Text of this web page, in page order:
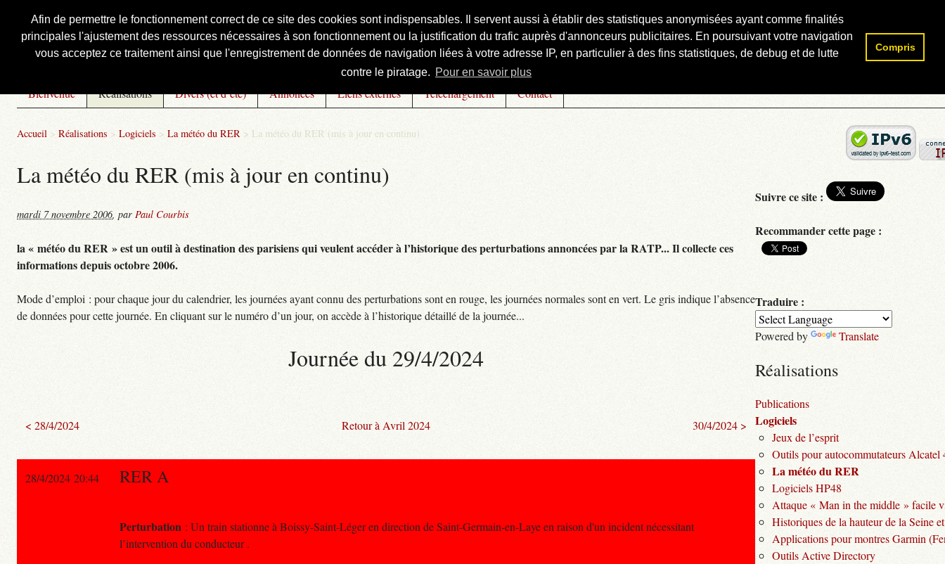
Afin de permettre le fonctionnement correct de ce site des cookies sont indispensables. Il servent aussi à établir des statistiques anonymisées ayant comme finalités
principales l'ajustement des ressources nécessaires à son fonctionnement ou la justification du trafic auprès d'annonceurs publicitaires. En poursuivant votre navigation
vous acceptez ce traitement ainsi que l'enregistrement de données de navigation liées à votre adresse IP, en particulier à des fins statistiques, de debug et de lutte
contre le piratage. Pour en savoir plus
Compris
Courbis, « LE » Blog Officiel
Bienvenue Réalisations Divers (et d’été) Annonces Liens externes Téléchargement Contact
Accueil > Réalisations > Logiciels > La météo du RER > La météo du RER (mis à jour en continu)
La météo du RER (mis à jour en continu)
mardi 7 novembre 2006, par Paul Courbis
la « météo du RER » est un outil à destination des parisiens qui veulent accéder à l’historique des perturbations annoncées par la RATP... Il collecte ces
informations depuis octobre 2006.
Mode d’emploi : pour chaque jour du calendrier, les journées ayant connu des perturbations sont en rouge, les journées normales sont en vert. Le gris indique l’absence
de données pour cette journée. En cliquant sur le numéro d’un jour, on accède à l’historique détaillé de la journée...
Journée du 29/4/2024
< 28/4/2024 Retour à Avril 2024 30/4/2024 >
28/4/2024 20:44 RER A
Perturbation : Un train stationne à Boissy-Saint-Léger en direction de Saint-Germain-en-Laye en raison d'un incident nécessitant
l’intervention du conducteur .
Rechercher :
Suivre ce site :
Recommander cette page :
Traduire :
Powered by Translate
Réalisations
Publications
Logiciels
Jeux de l’esprit
Outils pour autocommutateurs Alcatel
La météo du RER
Logiciels HP48
Attaque « Man in the middle » facile
Historiques de la hauteur de la Seine
Applications pour montres Garmin
Outils Active Directory